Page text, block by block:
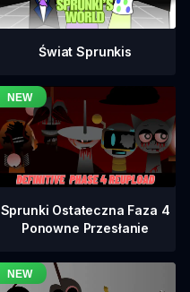
Świat Sprunkis
Sprunki Ostateczna Faza 4
Ponowne Przesłanie